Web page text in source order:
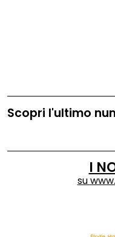
Scopri l'ultimo
I
su